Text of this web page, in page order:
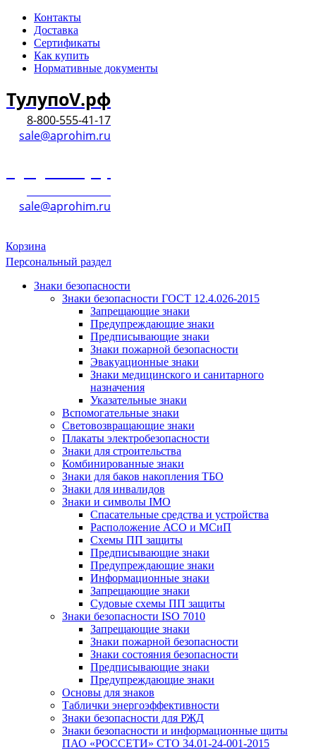
Контакты
Доставка
Сертификаты
Как купить
Нормативные документы
ТулупоV.рф
8-800-555-41-17
sale@aprohim.ru
sale@aprohim.ru
Корзина
Персональный раздел
Знаки безопасности
Знаки безопасности ГОСТ 12.4.026-2015
Запрещающие знаки
Предупреждающие знаки
Предписывающие знаки
Знаки пожарной безопасности
Эвакуационные знаки
Знаки медицинского и санитарного
назначения
Указательные знаки
Вспомогательные знаки
Световозвращающие знаки
Плакаты электробезопасности
Знаки для строительства
Комбинированные знаки
Знаки для баков накопления ТБО
Знаки для инвалидов
Знаки и символы IMO
Спасательные средства и устройства
Расположение АСО и МСиП
Схемы ПП защиты
Предписывающие знаки
Предупреждающие знаки
Информационные знаки
Запрещающие знаки
Судовые схемы ПП защиты
Знаки безопасности ISO 7010
Запрещающие знаки
Знаки пожарной безопасности
Знаки состояния безопасности
Предписывающие знаки
Предупреждающие знаки
Основы для знаков
Таблички энергоэффективности
Знаки безопасности для РЖД
Знаки безопасности и информационные щиты
ПАО «РОССЕТИ» СТО 34.01-24-001-2015